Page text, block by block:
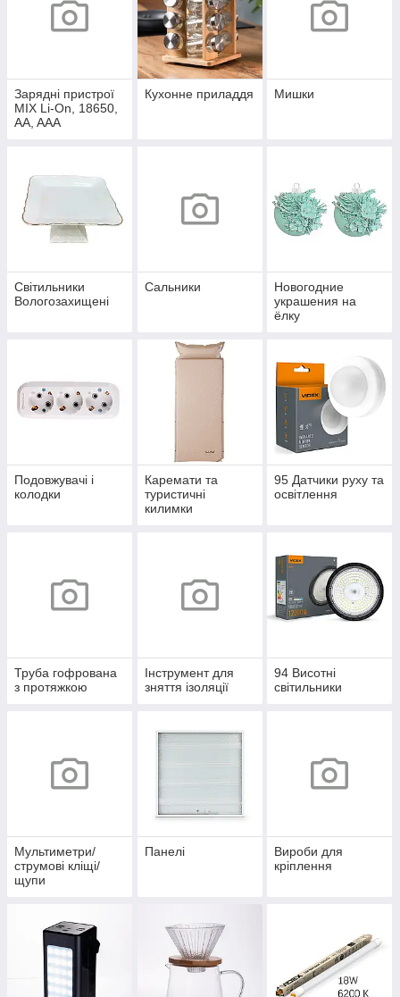
Зарядні пристрої
MIX Li-On, 18650,
AA, AAA
Кухонне приладдя Мишки
Світильники
Вологозахищені
Сальники
Новогодние
украшения на
ёлку
Подовжувачі і
колодки
Каремати та
туристичні
килимки
95 Датчики руху та
освітлення
Труба гофрована
з протяжкою
Інструмент для
зняття ізоляції
94 Висотні
світильники
Мультиметри/
струмові кліщі/
щупи
Панелі
Вироби для
кріплення